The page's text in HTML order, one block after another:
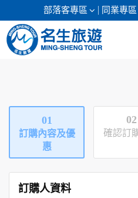
部落客專區 同業專區
日本專館
郵輪假期
海島假期
韓國
01
訂購內容及優
惠
02
確認訂
訂購人資料